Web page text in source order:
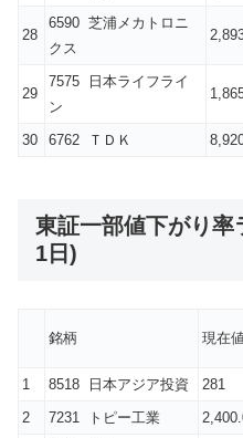
28
6590 芝浦メカトロニ
クス
29
7575 日本ライフライ
ン
30 6762 ＴＤＫ
東証一部値下がり率
1日)
銘柄 現在
1 8518 日本アジア投資 281
2
7231 トピー工業